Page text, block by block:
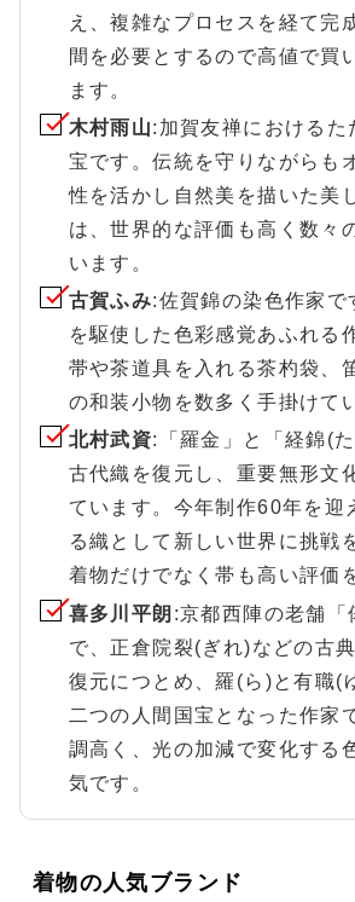
え、複雑なプロセスを経て完
間を必要とするので高値で買
ます。
木村雨山:加賀友禅におけるた
宝です。伝統を守りながらも
性を活かし自然美を描いた美
は、世界的な評価も高く数々
います。
古賀ふみ:佐賀錦の染色作家で
を駆使した色彩感覚あふれる
帯や茶道具を入れる茶杓袋、
の和装小物を数多く手掛けて
北村武資:「羅金」と「経錦(
古代織を復元し、重要無形文
ています。今年制作60年を迎
る織として新しい世界に挑戦
着物だけでなく帯も高い評価
喜多川平朗 :京都西陣の老舗「
で、正倉院裂(ぎれ)などの古
復元につとめ、羅(ら)と有職(
二つの人間国宝となった作家
調高く、光の加減で変化する
気です。
着物の人気ブランド